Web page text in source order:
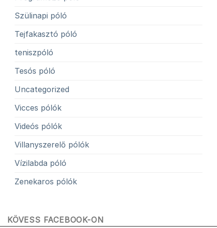
Szülinapi póló
Tejfakasztó póló
teniszpóló
Tesós póló
Uncategorized
Vicces pólók
Videós pólók
Villanyszerelő pólók
Vízilabda póló
Zenekaros pólók
KÖVESS FACEBOOK-ON